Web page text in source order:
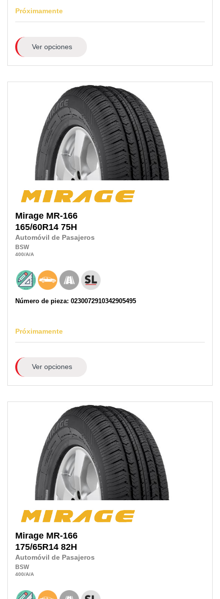
Próximamente
Ver opciones
Mirage MR-166
165/60R14 75H
Automóvil de Pasajeros
BSW
400/A/A
Número de pieza: 0230072910342905495
Próximamente
Ver opciones
Mirage MR-166
175/65R14 82H
Automóvil de Pasajeros
BSW
400/A/A